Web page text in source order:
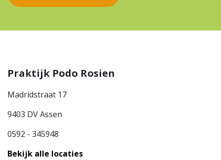
Praktijk Podo Rosien
Madridstraat 17
9403 DV Assen
0592 - 345948
Bekijk alle locaties